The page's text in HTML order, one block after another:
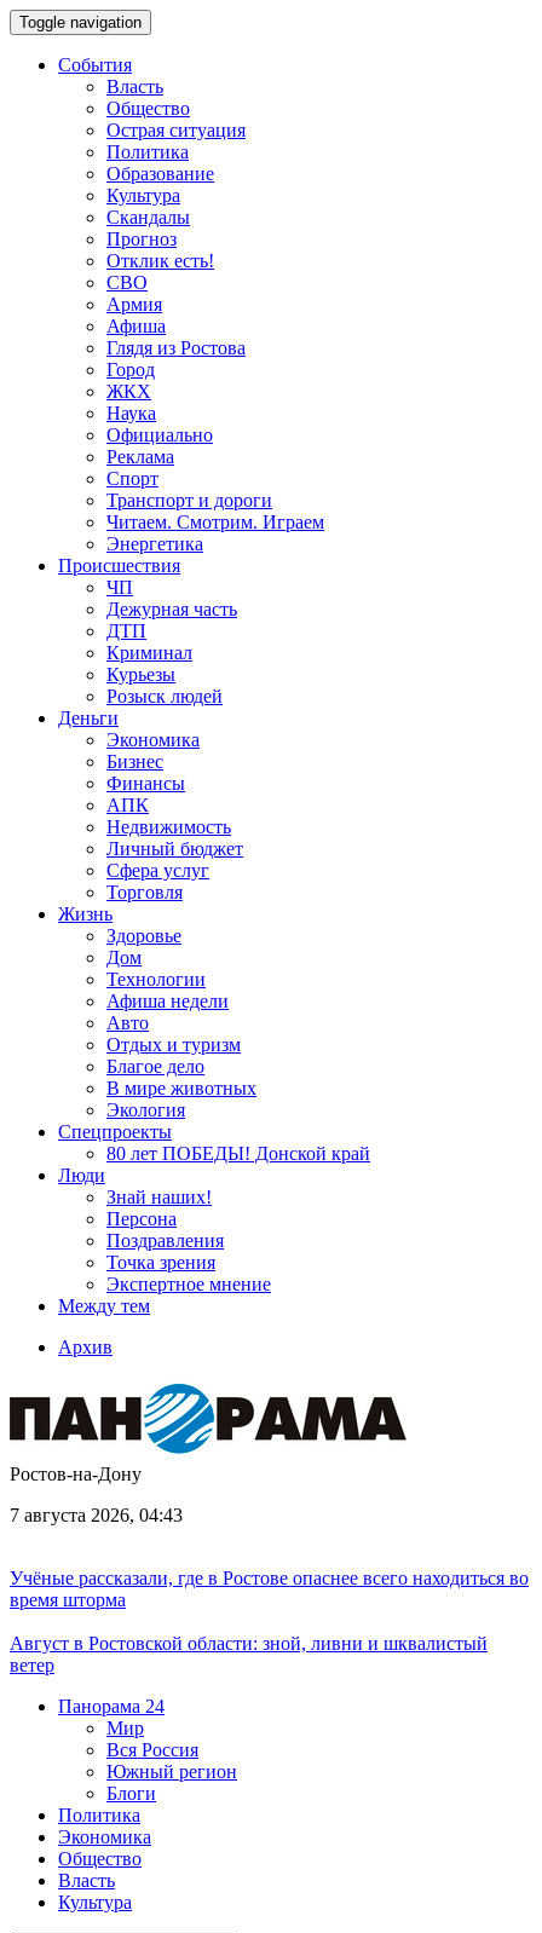
Toggle navigation
События
Власть
Общество
Острая ситуация
Политика
Образование
Культура
Скандалы
Прогноз
Отклик есть!
СВО
Армия
Афиша
Глядя из Ростова
Город
ЖКХ
Наука
Официально
Реклама
Спорт
Транспорт и дороги
Читаем. Смотрим. Играем
Энергетика
Происшествия
ЧП
Дежурная часть
ДТП
Криминал
Курьезы
Розыск людей
Деньги
Экономика
Бизнес
Финансы
АПК
Недвижимость
Личный бюджет
Сфера услуг
Торговля
Жизнь
Здоровье
Дом
Технологии
Афиша недели
Авто
Отдых и туризм
Благое дело
В мире животных
Экология
Спецпроекты
80 лет ПОБЕДЫ! Донской край
Люди
Знай наших!
Персона
Поздравления
Точка зрения
Экспертное мнение
Между тем
Архив
Ростов-на-Дону
7 августа 2026, 04:43
Учёные рассказали, где в Ростове опаснее всего находиться во
время шторма
Август в Ростовской области: зной, ливни и шквалистый
ветер
Панорама 24
Мир
Вся Россия
Южный регион
Блоги
Политика
Экономика
Общество
Власть
Культура